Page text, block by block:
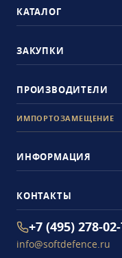
КАТАЛОГ
ЗАКУПКИ
ПРОИЗВОДИТЕЛИ
ИМПОРТОЗАМЕЩЕНИЕ
ИНФОРМАЦИЯ
КОНТАКТЫ
+7 (495) 278-
info@softdefence.ru